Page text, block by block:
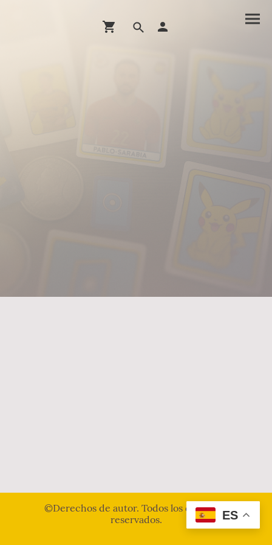
©Derechos de autor. Todos los derechos
reservados.
ES